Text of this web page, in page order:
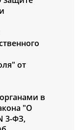
от
в
"О
3-ФЗ,